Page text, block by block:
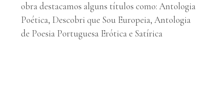
obra destacamos alguns títulos como: Antologia
Poética, Descobri que Sou Europeia, Antologia
de Poesia Portuguesa Erótica e Satírica